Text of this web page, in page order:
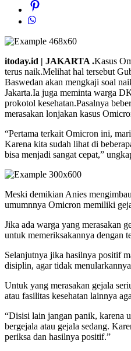
itoday.id | JAKARTA .Kasus
terus naik.Melihat hal tersebut
Baswedan akan mengkaji soal
Jakarta.Ia juga meminta warga
prokotol kesehatan.Pasalnya
merasakan lonjakan kasus
“Pertama terkait Omicron ini,
Karena kita sudah lihat di
bisa menjadi sangat cepat,”
Meski demikian Anies
umumnnya Omicron memiliki
Jika ada warga yang merasakan
untuk memeriksakannya dengan
Selanjutnya jika hasilnya positif
disiplin, agar tidak
Untuk yang merasakan gejala
atau fasilitas kesehatan lainnya
“Disisi lain jangan panik, karena
bergejala atau gejala sedang.
periksa dan hasilnya positif.”